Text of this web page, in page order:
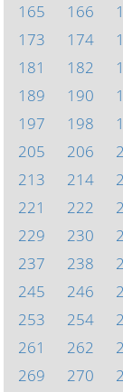
165
166
173
174
181
182
189
190
197
198
205
206
213
214
221
222
229
230
237
238
245
246
253
254
261
262
269
270